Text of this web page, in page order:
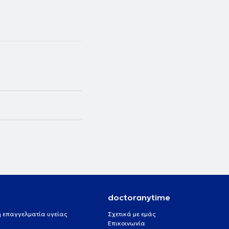
επαγγελματία υγείας
doctoranytime
Σχετικά με εμάς
Επικοινωνία